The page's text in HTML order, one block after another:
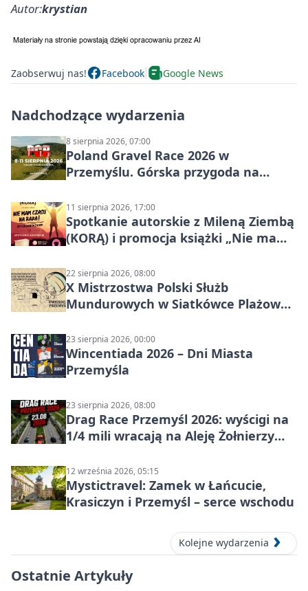
Autor:krystian
Zaobserwuj nas! Facebook Google News
Nadchodzące wydarzenia
8 sierpnia 2026, 07:00
Poland Gravel Race 2026 w
Przemyślu. Górska przygoda na
11 sierpnia 2026, 17:00
Spotkanie autorskie z Mileną Ziembą
(KORĄ) i promocja książki „Nie mam
22 sierpnia 2026, 08:00
X Mistrzostwa Polski Służb
Mundurowych w Siatkówce Plażowej
23 sierpnia 2026, 00:00
Wincentiada 2026 – Dni Miasta
Przemyśla
23 sierpnia 2026, 08:00
Drag Race Przemyśl 2026: wyścigi na
1/4 mili wracają na Aleję Żołnierzy
12 września 2026, 05:15
Mystictravel: Zamek w Łańcucie,
Krasiczyn i Przemyśl – serce wschodu
Kolejne wydarzenia
Ostatnie Artykuły